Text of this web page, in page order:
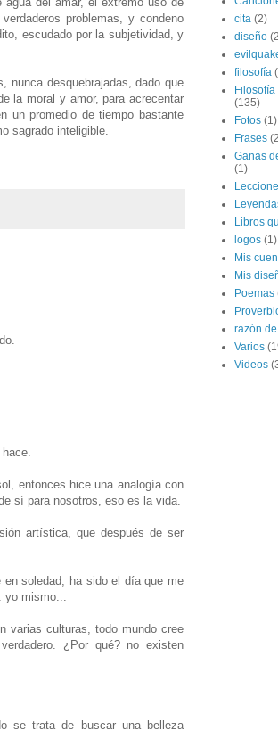
problemas, y condeno
escudado por la subjetividad, y
nunca desquebrajadas, dado que
la moral y amor, para acrecentar
un promedio de tiempo bastante
sagrado inteligible.
entonces hice una analogía con
sí para nosotros, eso es la vida.
artística, que después de ser
en soledad, ha sido el día que me
yo mismo...
varias culturas, todo mundo cree
¿Por qué? no existen
se trata de buscar una belleza
cita (2)
diseño
filosofía
(135)
Fotos (1)
Frases
Ganas
(1)
Libros
logos (1)
Mis
Mis
Poemas
razón
Varios
Videos